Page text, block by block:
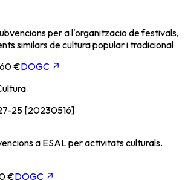
per a l'organitzacio de festivals,
similars de cultura popular i tradicional
€DOGC ↗
25 [20230516]
a ESAL per activitats culturals.
€DOGC ↗